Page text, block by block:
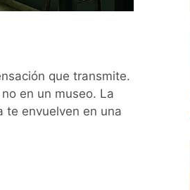
que transmite.
en un museo. La
te envuelven en una